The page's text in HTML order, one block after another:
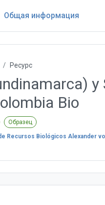
Общая информация
Ресурс
Bio
Образец
Recursos Biológicos Alexander